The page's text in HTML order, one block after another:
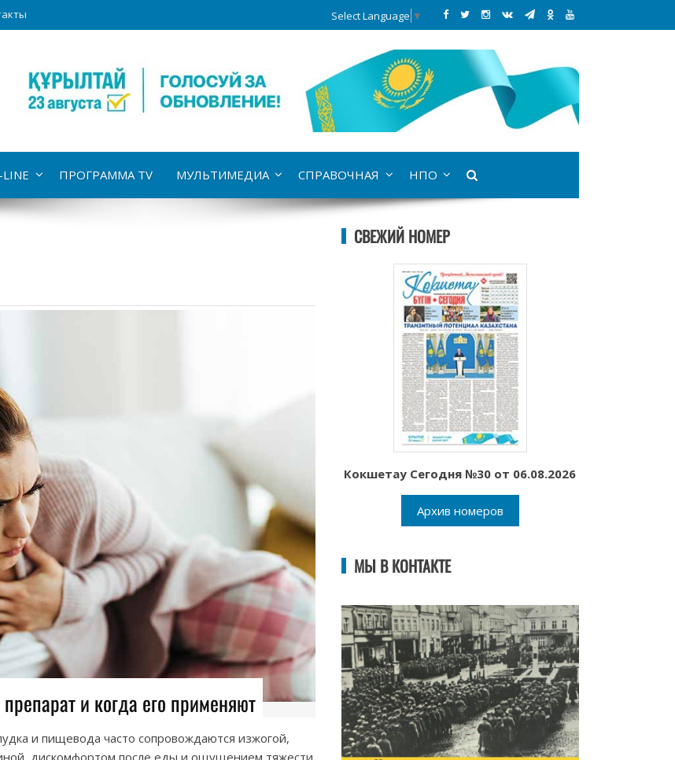
Select Language ▼
ПРОГРАММА TV МУЛЬТИМЕДИА СПРАВОЧНАЯ НПО
и когда его применяют
и пищевода часто сопровождаются изжогой,
дискомфортом после еды и ощущением тяжести
СВЕЖИЙ НОМЕР
Кокшетау Сегодня №30 от 06.08.2026
Архив номеров
МЫ В КОНТАКТЕ